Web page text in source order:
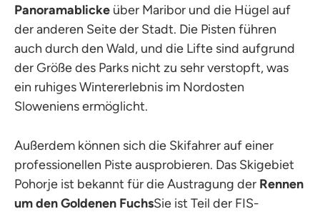
Panoramablicke über Maribor und die Hügel auf
der anderen Seite der Stadt. Die Pisten führen
auch durch den Wald, und die Lifte sind aufgrund
der Größe des Parks nicht zu sehr verstopft, was
ein ruhiges Wintererlebnis im Nordosten
Sloweniens ermöglicht.
Außerdem können sich die Skifahrer auf einer
professionellen Piste ausprobieren. Das Skigebiet
Pohorje ist bekannt für die Austragung der Rennen
um den Goldenen FuchsSie ist Teil der FIS-